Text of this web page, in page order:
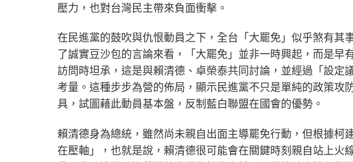
壓力，也對台灣民主帶來負面衝擊。
在民進黨的鼓吹與仇恨動員之下，全台「大罷免」似乎煞有其
了誠實豆沙包的言論來看，「大罷免」並非一時興起，而是早
訪問時坦承，這是與賴清德、卓榮泰共同討論，並經過「設定
考量。這種步步為營的佈局，顯示民進黨不只是單純的政策攻
具，試圖藉此動員基本盤，反制藍白聯盟在國會的優勢。
賴清德身為總統，雖然尚未親自出面主導罷免行動，但根據柯
在壓軸」，也就是說，賴清德很可能會在關鍵時刻親自站上火